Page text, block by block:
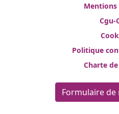
Mentions
Cgu-
Politique
Charte
Formulaire